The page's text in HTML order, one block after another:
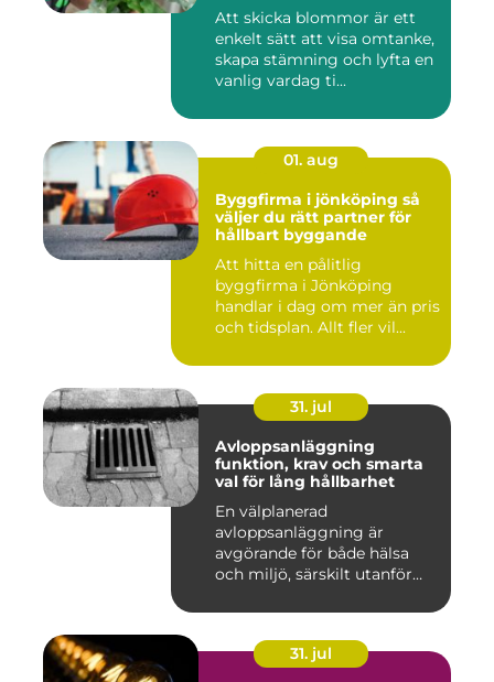
Att skicka blommor är ett
enkelt sätt att visa omtanke,
skapa stämning och lyfta en
vanlig vardag ti...
01. aug
Byggfirma i jönköping så
väljer du rätt partner för
hållbart byggande
Att hitta en pålitlig
byggfirma i Jönköping
handlar i dag om mer än pris
och tidsplan. Allt fler vil...
31. jul
Avloppsanläggning
funktion, krav och smarta
val för lång hållbarhet
En välplanerad
avloppsanläggning är
avgörande för både hälsa
och miljö, särskilt utanför
31. jul